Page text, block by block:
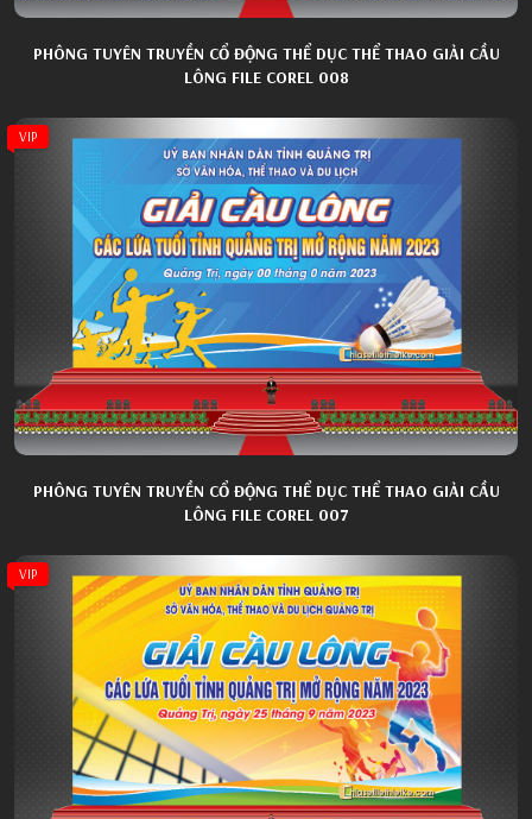
PHÔNG TUYÊN TRUYỀN CỔ ĐỘNG THỂ DỤC THỂ THAO GIẢI CẦU
LÔNG FILE COREL 008
VIP
PHÔNG TUYÊN TRUYỀN CỔ ĐỘNG THỂ DỤC THỂ THAO GIẢI CẦU
LÔNG FILE COREL 007
VIP